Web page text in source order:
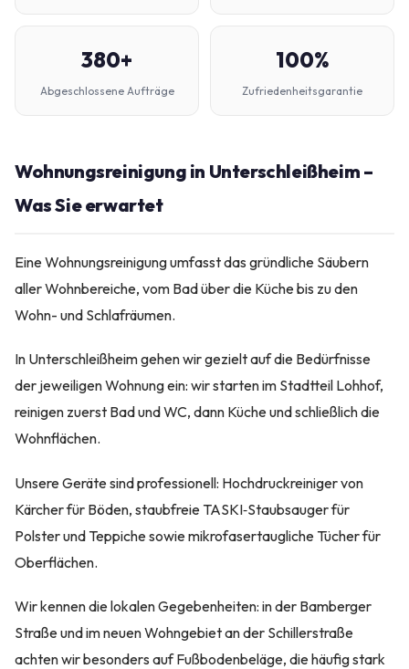
380+
Abgeschlossene Aufträge
100%
Zufriedenheitsgarantie
Wohnungsreinigung in Unterschleißheim –
Was Sie erwartet
Eine Wohnungsreinigung umfasst das gründliche Säubern
aller Wohnbereiche, vom Bad über die Küche bis zu den
Wohn- und Schlafräumen.
In Unterschleißheim gehen wir gezielt auf die Bedürfnisse
der jeweiligen Wohnung ein: wir starten im Stadtteil Lohhof,
reinigen zuerst Bad und WC, dann Küche und schließlich die
Wohnflächen.
Unsere Geräte sind professionell: Hochdruckreiniger von
Kärcher für Böden, staubfreie TASKI‑Staubsauger für
Polster und Teppiche sowie mikrofasertaugliche Tücher für
Oberflächen.
Wir kennen die lokalen Gegebenheiten: in der Bamberger
Straße und im neuen Wohngebiet an der Schillerstraße
achten wir besonders auf Fußbodenbeläge, die häufig stark